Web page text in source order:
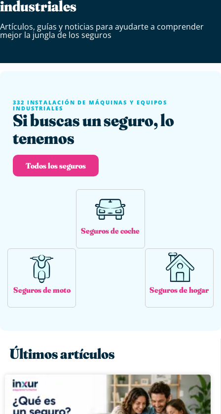
industriales
Artículos, guías y noticias para ayudarte a comprender
mejor la jungla de los seguros
332 INSTALACIÓN DE MÁQUINAS Y EQUIPOS
INDUSTRIALES
Si buscas un seguro, lo
tenemos
Todos los seguros
Seguros de coche
Seguros de moto Seguros de hogar
Últimos artículos